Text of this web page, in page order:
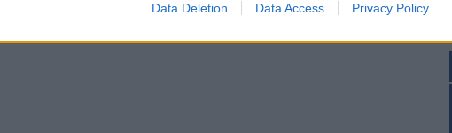
Data Deletion Data Access Privacy Policy